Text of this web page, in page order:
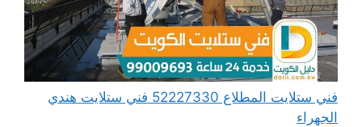
فني ستلايت المطلاع 52227330 فني ستلايت هندي
الجهراء